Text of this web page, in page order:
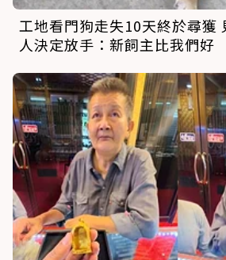
工地看門狗走失10天終於尋獲
人決定放手：新飼主比我們好